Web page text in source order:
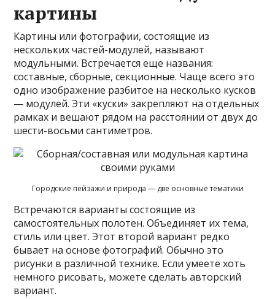
картины
Картины или фотографии, состоящие из
нескольких частей-модулей, называют
модульными. Встречается еще названия:
составные, сборные, секционные. Чаще всего это
одно изображение разбитое на несколько кусков
— модулей. Эти «куски» закрепляют на отдельных
рамках и вешают рядом на расстоянии от двух до
шести-восьми сантиметров.
Городские пейзажи и природа — две основные тематики
Встречаются варианты состоящие из
самостоятельных полотен. Объединяет их тема,
стиль или цвет. Этот второй вариант редко
бывает на основе фотографий. Обычно это
рисунки в различной технике. Если умеете хоть
немного рисовать, можете сделать авторский
вариант.